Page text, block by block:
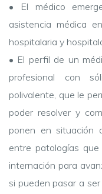
•
El médico
asistencia médica
hospitalaria y
• El perfil de un
profesional con
polivalente, que le
poder resolver y
ponen en situación
entre patologías
internación para
si pueden pasar a